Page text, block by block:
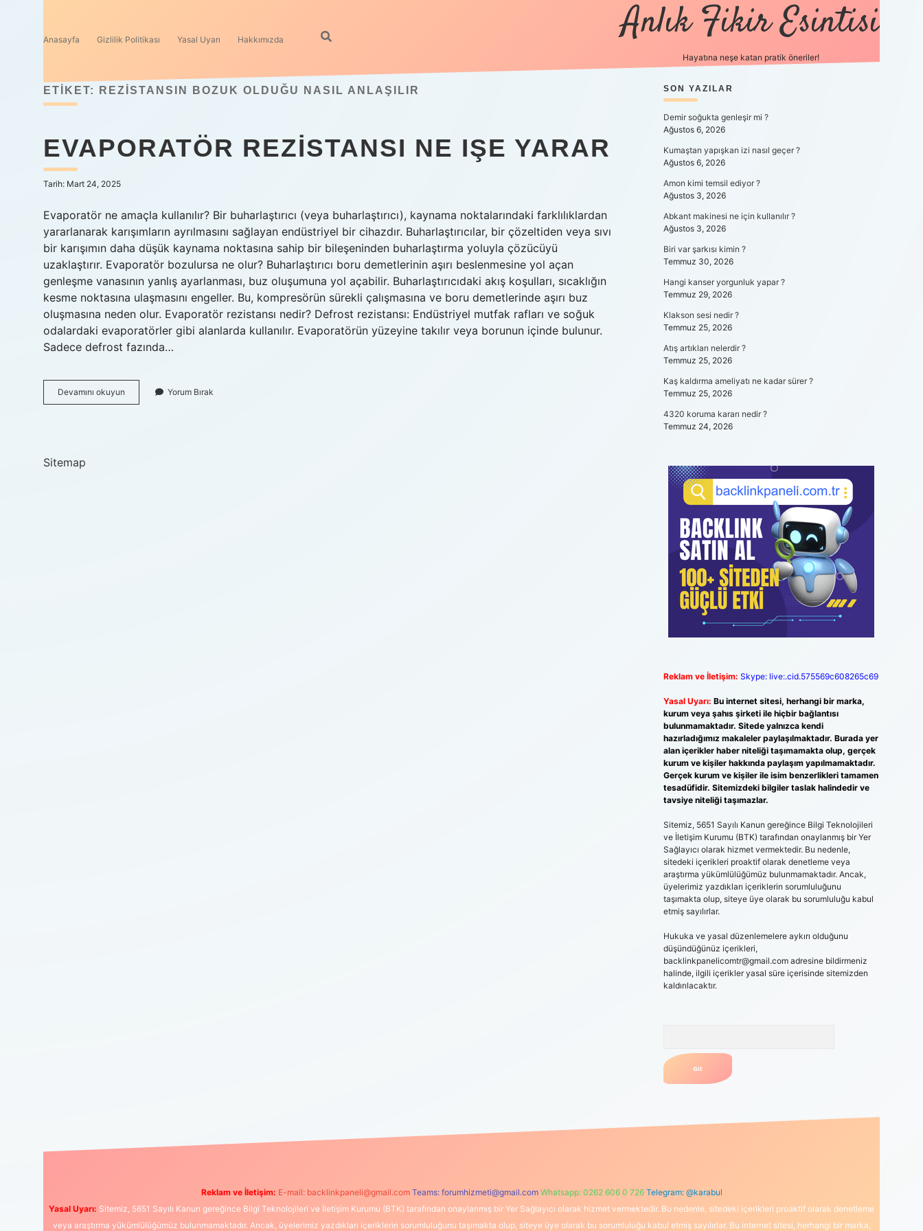
Anasayfa Gizlilik Politikası Yasal Uyarı Hakkımızda Anlık Fikir Esintisi
Hayatına neşe katan pratik öneriler!
ETIKET: REZISTANSIN BOZUK OLDUĞU NASIL ANLAŞILIR
EVAPORATÖR REZISTANSI NE IŞE YARAR
Tarih: Mart 24, 2025
Evaporatör ne amaçla kullanılır? Bir buharlaştırıcı (veya buharlaştırıcı), kaynama noktalarındaki farklılıklardan
yararlanarak karışımların ayrılmasını sağlayan endüstriyel bir cihazdır. Buharlaştırıcılar, bir çözeltiden veya sıvı
bir karışımın daha düşük kaynama noktasına sahip bir bileşeninden buharlaştırma yoluyla çözücüyü
uzaklaştırır. Evaporatör bozulursa ne olur? Buharlaştırıcı boru demetlerinin aşırı beslenmesine yol açan
genleşme vanasının yanlış ayarlanması, buz oluşumuna yol açabilir. Buharlaştırıcıdaki akış koşulları, sıcaklığın
kesme noktasına ulaşmasını engeller. Bu, kompresörün sürekli çalışmasına ve boru demetlerinde aşırı buz
oluşmasına neden olur. Evaporatör rezistansı nedir? Defrost rezistansı: Endüstriyel mutfak rafları ve soğuk
odalardaki evaporatörler gibi alanlarda kullanılır. Evaporatörün yüzeyine takılır veya borunun içinde bulunur.
Sadece defrost fazında…
Devamını okuyun Evaporatör
Rezistansı
Yorum Bırak
Sitemap
SIDEBAR
SON YAZILAR
Demir soğukta genleşir mi ?
Ağustos 6, 2026
Kumaştan yapışkan izi nasıl geçer ?
Ağustos 6, 2026
Amon kimi temsil ediyor ?
Ağustos 3, 2026
Abkant makinesi ne için kullanılır ?
Ağustos 3, 2026
Biri var şarkısı kimin ?
Temmuz 30, 2026
Hangi kanser yorgunluk yapar ?
Temmuz 29, 2026
Klakson sesi nedir ?
Temmuz 25, 2026
Atış artıkları nelerdir ?
Temmuz 25, 2026
Kaş kaldırma ameliyatı ne kadar sürer ?
Temmuz 25, 2026
4320 koruma kararı nedir ?
Temmuz 24, 2026
Reklam ve İletişim: Skype: live:.cid.575569c608265c69
Yasal Uyarı: Bu internet sitesi, herhangi bir marka,
kurum veya şahıs şirketi ile hiçbir bağlantısı
bulunmamaktadır. Sitede yalnızca kendi
hazırladığımız makaleler paylaşılmaktadır. Burada yer
alan içerikler haber niteliği taşımamakta olup, gerçek
kurum ve kişiler hakkında paylaşım yapılmamaktadır.
Gerçek kurum ve kişiler ile isim benzerlikleri tamamen
tesadüfidir. Sitemizdeki bilgiler taslak halindedir ve
tavsiye niteliği taşımazlar.
Sitemiz, 5651 Sayılı Kanun gereğince Bilgi Teknolojileri
ve İletişim Kurumu (BTK) tarafından onaylanmış bir Yer
Sağlayıcı olarak hizmet vermektedir. Bu nedenle,
sitedeki içerikleri proaktif olarak denetleme veya
araştırma yükümlülüğümüz bulunmamaktadır. Ancak,
üyelerimiz yazdıkları içeriklerin sorumluluğunu
taşımakta olup, siteye üye olarak bu sorumluluğu kabul
etmiş sayılırlar.
Hukuka ve yasal düzenlemelere aykırı olduğunu
düşündüğünüz içerikleri,
backlinkpanelicomtr@gmail.comadresine bildirmeniz
halinde, ilgili içerikler yasal süre içerisinde sitemizden
kaldırılacaktır.
Reklam ve İletişim: E-mail: backlinkpaneli@gmail.com Teams: forumhizmeti@gmail.com Whatsapp: 0262 606 0 726 Telegram: @karabul
Yasal Uyarı: Sitemiz, 5651 Sayılı Kanun gereğince Bilgi Teknolojileri ve İletişim Kurumu (BTK) tarafından onaylanmış bir Yer Sağlayıcı olarak hizmet vermektedir. Bu nedenle, sitedeki içerikleri proaktif olarak denetleme
veya araştırma yükümlülüğümüz bulunmamaktadır. Ancak, üyelerimiz yazdıkları içeriklerin sorumluluğunu taşımakta olup, siteye üye olarak bu sorumluluğu kabul etmiş sayılırlar. Bu internet sitesi, herhangi bir marka,